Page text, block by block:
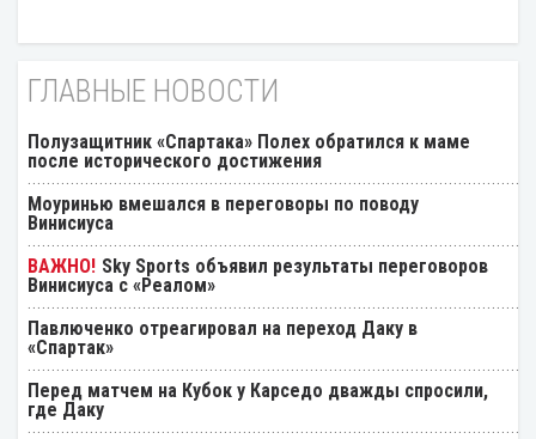
ГЛАВНЫЕ НОВОСТИ
Полузащитник «Спартака» Полех обратился к маме
после исторического достижения
Моуринью вмешался в переговоры по поводу
Винисиуса
Sky Sports объявил результаты переговоров
Винисиуса с «Реалом»
Павлюченко отреагировал на переход Даку в
«Спартак»
Перед матчем на Кубок у Карседо дважды спросили,
где Даку